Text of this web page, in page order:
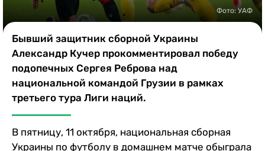
Фото: УАФ
Бывший защитник сборной Украины
Александр Кучер прокомментировал победу
подопечных Сергея Реброва над
национальной командой Грузии в рамках
третьего тура Лиги наций.
В пятницу, 11 октября, национальная сборная
Украины по футболу в домашнем матче обыграла